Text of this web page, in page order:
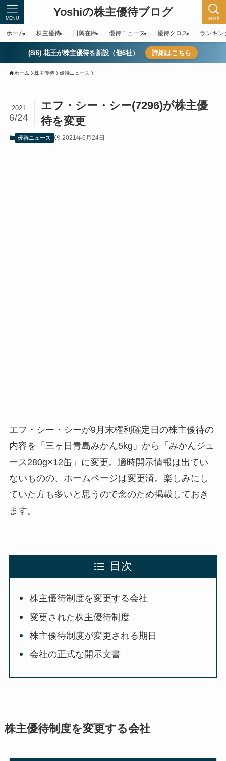
Yoshiの株主優待ブログ serch
MENU
ホーム 株主優待 日興在庫 優待ニュース 優待クロス ランキン
(8/6) 花王が株主優待を新設（他6社） 詳細はこちら
ホーム 株主優待 優待ニュース
エフ・シー・シー(7296)が株主優
待を変更
2021
6/24
優待ニュース 2021年6月24日
エフ・シー・シーが9月末権利確定日の株主優待の
内容を「三ヶ日青島みかん5kg」から「みかんジュ
ース280g×12缶」に変更。適時開示情報は出てい
ないものの、ホームページは変更済。楽しみにし
ていた方も多いと思うので念のため掲載しておき
ます。
目次
株主優待制度を変更する会社
変更された株主優待制度
株主優待制度が変更される期日
会社の正式な開示文書
株主優待制度を変更する会社